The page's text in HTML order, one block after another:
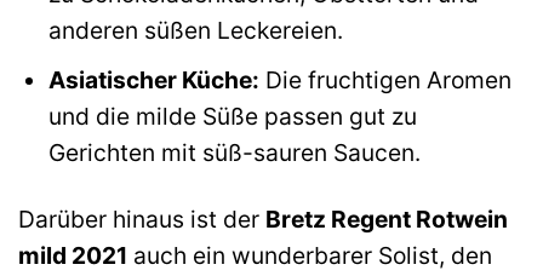
anderen süßen Leckereien.
Asiatischer Küche: Die fruchtigen Aromen
und die milde Süße passen gut zu
Gerichten mit süß-sauren Saucen.
Darüber hinaus ist der Bretz Regent Rotwein
mild 2021 auch ein wunderbarer Solist, den